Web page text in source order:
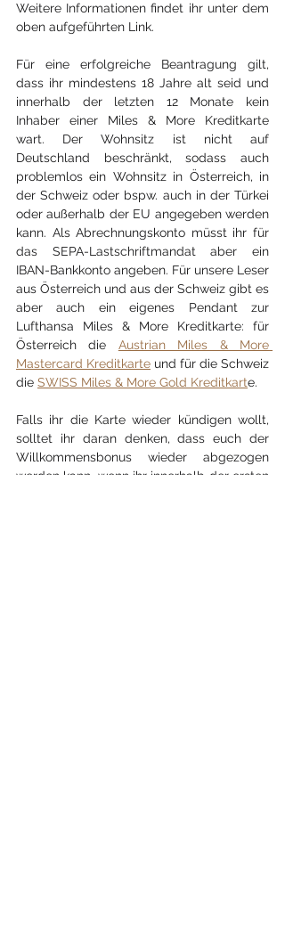
Weitere Informationen findet ihr unter dem
oben aufgeführten Link.
Für eine erfolgreiche Beantragung gilt,
dass ihr mindestens 18 Jahre alt seid und
innerhalb der letzten 12 Monate kein
Inhaber einer Miles & More Kreditkarte
wart. Der Wohnsitz ist nicht auf
Deutschland beschränkt, sodass auch
problemlos ein Wohnsitz in Österreich, in
der Schweiz oder bspw. auch in der Türkei
oder außerhalb der EU angegeben werden
kann. Als Abrechnungskonto müsst ihr für
das SEPA-Lastschriftmandat aber ein
IBAN-Bankkonto angeben. Für unsere Leser
aus Österreich und aus der Schweiz gibt es
aber auch ein eigenes Pendant zur
Lufthansa Miles & More Kreditkarte: für
Österreich die Austrian Miles & More
Mastercard Kreditkarte und für die Schweiz
die SWISS Miles & More Gold Kreditkarte.
Falls ihr die Karte wieder kündigen wollt,
solltet ihr daran denken, dass euch der
Willkommensbonus wieder abgezogen
werden kann, wenn ihr innerhalb der ersten